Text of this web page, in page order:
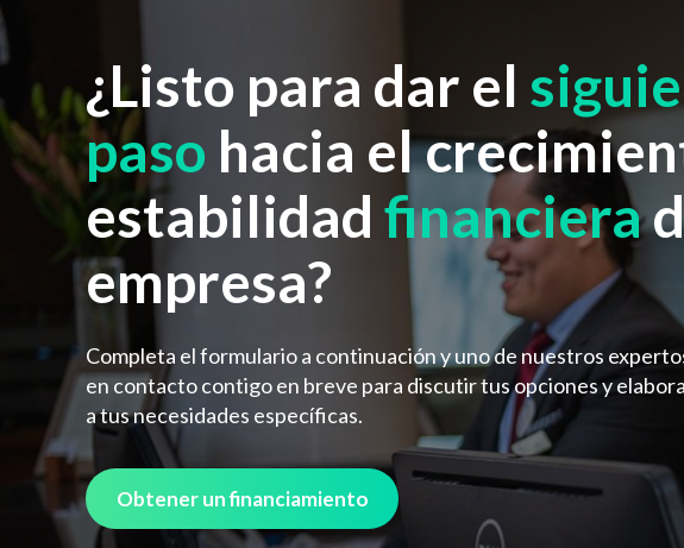
¿Listo para dar el
paso hacia el
estabilidad financiera
empresa?
Completa el formulario a continuación y uno de nuestros
en contacto contigo en breve para discutir tus opciones y
a tus necesidades específicas.
Obtener un financiamiento